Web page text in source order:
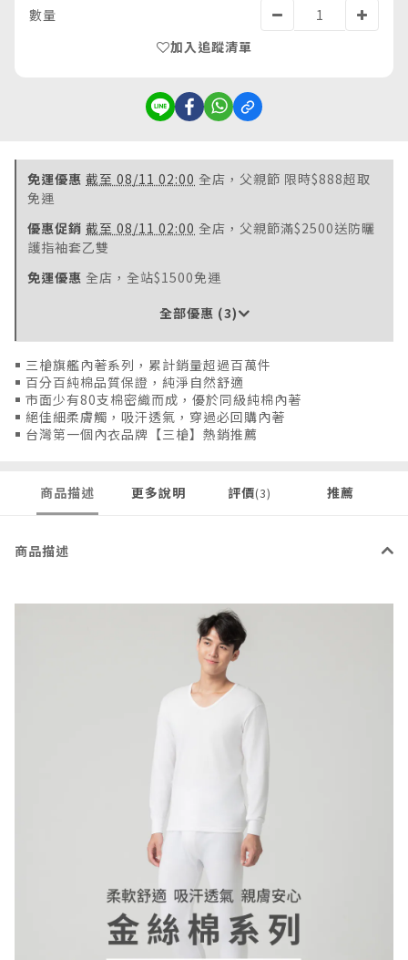
數量
加入追蹤清單
免運優惠 截至 08/11 02:00 全店，父親節 限時$888超取
免運
優惠促銷 截至 08/11 02:00 全店，父親節滿$2500送防曬
護指袖套乙雙
免運優惠 全店，全站$1500免運
全部優惠 (3)
￭ 三槍旗艦內著系列，累計銷量超過百萬件
￭ 百分百純棉品質保證，純淨自然舒適
￭ 市面少有80支棉密織而成，優於同級純棉內著
￭ 絕佳細柔膚觸，吸汗透氣，穿過必回購內著
￭ 台灣第一個內衣品牌【三槍】熱銷推薦
商品描述 更多說明 評價(3) 推薦
商品描述